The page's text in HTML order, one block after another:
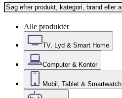
Alle produkter
TV, Lyd & Smart Home
Computer & Kontor
Mobil, Tablet & Smartwatch